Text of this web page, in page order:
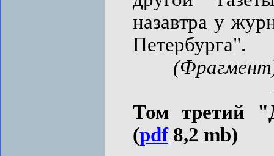
назавтра у
Петербурга".
Том третий
(pdf8,2 mb)